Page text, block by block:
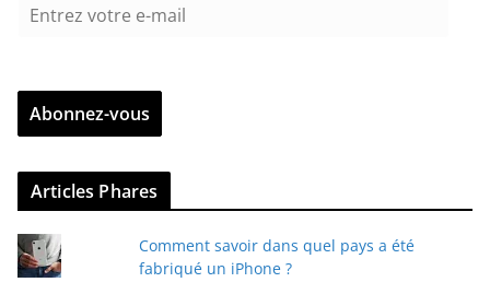
r
z
v
r
e
Abonnez-vous
Articles Phares
Comment savoir dans quel pays a été
fabriqué un iPhone ?